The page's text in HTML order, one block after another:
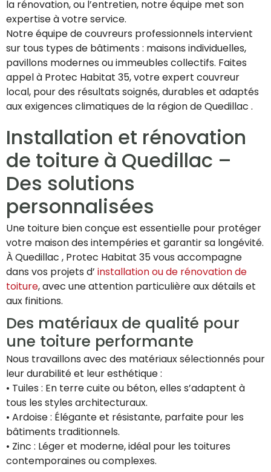
la rénovation, ou l’entretien, notre équipe met son
expertise à votre service.
Notre équipe de couvreurs professionnels intervient
sur tous types de bâtiments : maisons individuelles,
pavillons modernes ou immeubles collectifs. Faites
appel à Protec Habitat 35, votre expert couvreur
local, pour des résultats soignés, durables et adaptés
aux exigences climatiques de la région de Quedillac .
Installation et rénovation
de toiture à Quedillac –
Des solutions
personnalisées
Une toiture bien conçue est essentielle pour protéger
votre maison des intempéries et garantir sa longévité.
À Quedillac , Protec Habitat 35 vous accompagne
dans vos projets d’ installation ou de rénovation de
toiture, avec une attention particulière aux détails et
aux finitions.
Des matériaux de qualité pour
une toiture performante
Nous travaillons avec des matériaux sélectionnés pour
leur durabilité et leur esthétique :
• Tuiles : En terre cuite ou béton, elles s’adaptent à
tous les styles architecturaux.
• Ardoise : Élégante et résistante, parfaite pour les
bâtiments traditionnels.
• Zinc : Léger et moderne, idéal pour les toitures
contemporaines ou complexes.